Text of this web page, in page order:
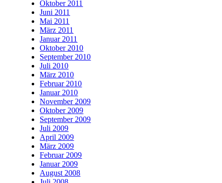
Oktober 2011
Juni 2011
Mai 2011
März 2011
Januar 2011
Oktober 2010
September 2010
Juli 2010
März 2010
Februar 2010
Januar 2010
November 2009
Oktober 2009
September 2009
Juli 2009
April 2009
März 2009
Februar 2009
Januar 2009
August 2008